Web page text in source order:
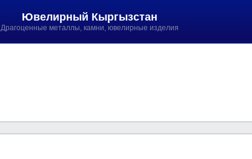
Ювелирный Кыргызстан
Драгоценные металлы, камни, ювелирные изделия